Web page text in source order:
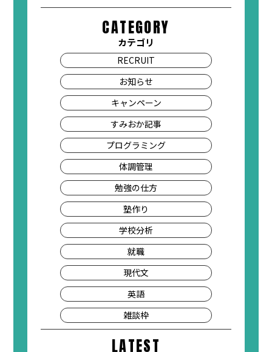
CATEGORY
カテゴリ
RECRUIT
お知らせ
キャンペーン
すみおか記事
プログラミング
体調管理
勉強の仕方
塾作り
学校分析
就職
現代文
英語
雑談枠
LATEST